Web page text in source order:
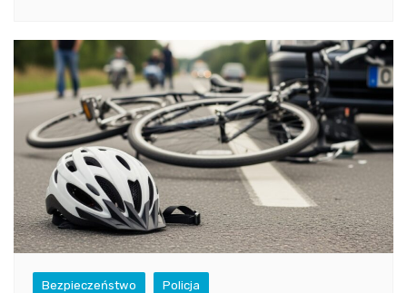
Bezpieczeństwo Policja